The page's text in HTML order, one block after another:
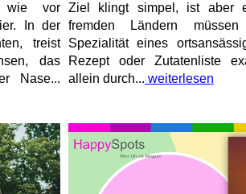
wie vor
In der
treist
das
Nase...
Ziel klingt simpel, ist aber
fremden Ländern
Spezialität eines
Rezept oder Zutatenliste
allein durch... weiterlesen